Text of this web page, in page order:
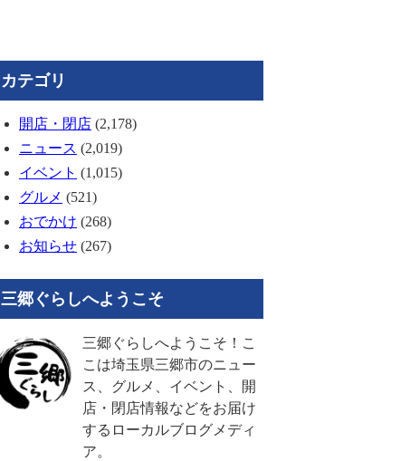
カテゴリ
開店・閉店 (2,178)
ニュース (2,019)
イベント (1,015)
グルメ (521)
おでかけ (268)
お知らせ (267)
三郷ぐらしへようこそ
三郷ぐらしへようこそ！こ
こは埼玉県三郷市のニュー
ス、グルメ、イベント、開
店・閉店情報などをお届け
するローカルブログメディ
ア。